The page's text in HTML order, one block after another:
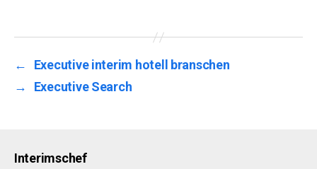
←
Executive interim hotell branschen
→
Executive Search
Interimschef